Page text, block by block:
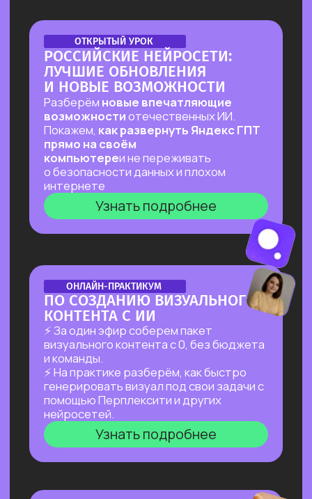
инструменты Google на полную!
Узнать подробнее
ОНЛАЙН-ПРАКТИКУМ
ВАЙБ-ПРАКТИКУМ
ПО ВАЙБ-КОДИНГУ
Собираем ИИ-агента, который в режиме
реального времени разбирает почту,
отвечает на письма, уведомляет
в Телеграм о самых важных и присылает
ежедневный отчет!
Узнать подробнее
Разберем последние
обновления ипокажем фишки,
которые приводят в восторг
99% пользователей
Создадим 5+ проектов
агента до полноценного
короткометражного фильма
Узнать подробнее
БОЛЬШОЙ ПРАКТИКУМ
ПО ИИ-ЭКОСИСТЕМЕ
ЯНДЕКС
Покажем, как использовать привычную
среду Яндекса как мощную ИИ-систему,
которая поможет решать сложные
многоступенчатые задачи легко,